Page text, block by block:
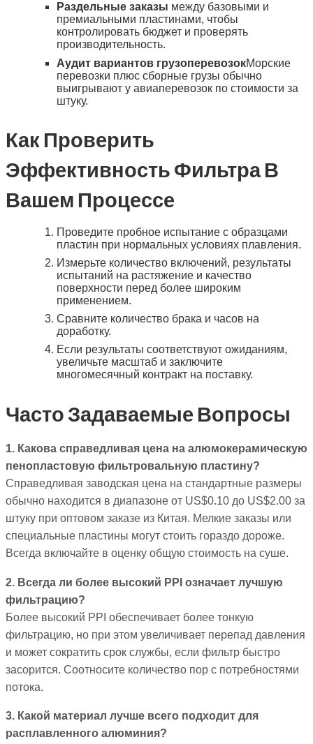
Раздельные заказы между базовыми и
премиальными пластинами, чтобы
контролировать бюджет и проверять
производительность.
Аудит вариантов грузоперевозокМорские
перевозки плюс сборные грузы обычно
выигрывают у авиаперевозок по стоимости за
штуку.
Как Проверить
Эффективность Фильтра В
Вашем Процессе
Проведите пробное испытание с образцами
пластин при нормальных условиях плавления.
Измерьте количество включений, результаты
испытаний на растяжение и качество
поверхности перед более широким
применением.
Сравните количество брака и часов на
доработку.
Если результаты соответствуют ожиданиям,
увеличьте масштаб и заключите
многомесячный контракт на поставку.
Часто Задаваемые Вопросы
1. Какова справедливая цена на алюмокерамическую
пенопластовую фильтровальную пластину?
Справедливая заводская цена на стандартные размеры
обычно находится в диапазоне от US$0.10 до US$2.00 за
штуку при оптовом заказе из Китая. Мелкие заказы или
специальные пластины могут стоить гораздо дороже.
Всегда включайте в оценку общую стоимость на суше.
2. Всегда ли более высокий PPI означает лучшую
фильтрацию?
Более высокий PPI обеспечивает более тонкую
фильтрацию, но при этом увеличивает перепад давления
и может сократить срок службы, если фильтр быстро
засорится. Соотносите количество пор с потребностями
потока.
3. Какой материал лучше всего подходит для
расплавленного алюминия?